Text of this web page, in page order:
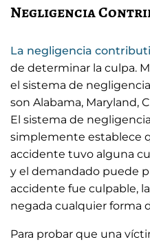
Negligencia
La negligencia
de determinar la culpa.
el sistema de
son Alabama, Maryland,
El sistema de
simplemente establece
accidente tuvo alguna
y el demandado puede
accidente fue culpable,
negada cualquier forma
Para probar que una